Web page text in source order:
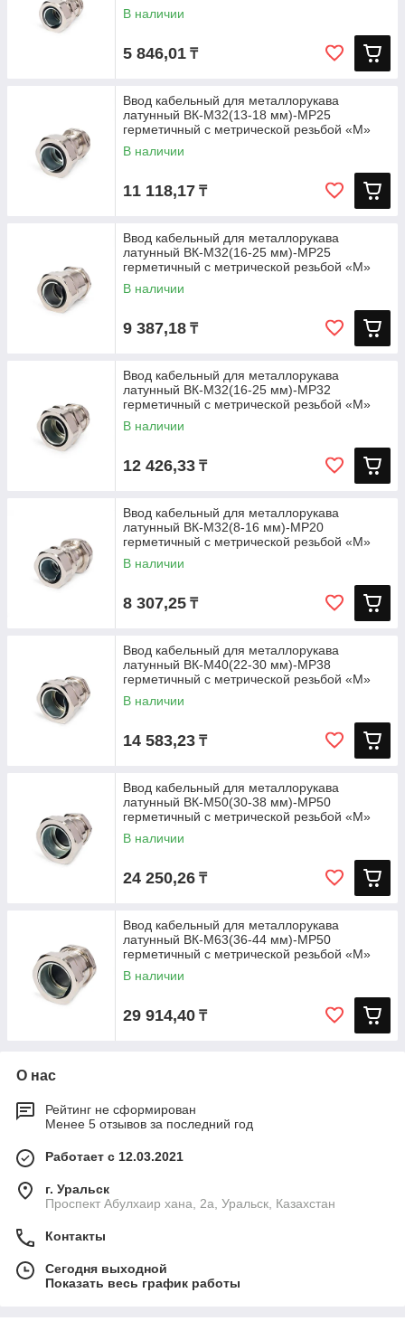
В наличии
5 846,01 ₸
Ввод кабельный для металлорукава
латунный ВК-М32(13-18 мм)-МР25
герметичный с метрической резьбой «M»
В наличии
11 118,17 ₸
Ввод кабельный для металлорукава
латунный ВК-М32(16-25 мм)-МР25
герметичный с метрической резьбой «M»
В наличии
9 387,18 ₸
Ввод кабельный для металлорукава
латунный ВК-М32(16-25 мм)-МР32
герметичный с метрической резьбой «M»
В наличии
12 426,33 ₸
Ввод кабельный для металлорукава
латунный ВК-М32(8-16 мм)-МР20
герметичный с метрической резьбой «M»
В наличии
8 307,25 ₸
Ввод кабельный для металлорукава
латунный ВК-М40(22-30 мм)-МР38
герметичный с метрической резьбой «M»
В наличии
14 583,23 ₸
Ввод кабельный для металлорукава
латунный ВК-М50(30-38 мм)-МР50
герметичный с метрической резьбой «M»
В наличии
24 250,26 ₸
Ввод кабельный для металлорукава
латунный ВК-М63(36-44 мм)-МР50
герметичный с метрической резьбой «M»
В наличии
29 914,40 ₸
О нас
Рейтинг не сформирован
Менее 5 отзывов за последний год
Работает с 12.03.2021
г. Уральск
Проспект Абулхаир хана, 2а, Уральск, Казахстан
Контакты
Сегодня выходной
Показать весь график работы